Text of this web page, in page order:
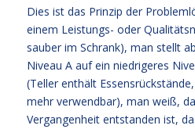
Dies ist das Prinzip der
einem Leistungs- oder
sauber im Schrank), man stellt
Niveau A auf ein niedrigeres
(Teller enthält
mehr verwendbar), man weiß,
Vergangenheit entstanden ist,